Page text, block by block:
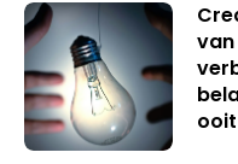
ooit